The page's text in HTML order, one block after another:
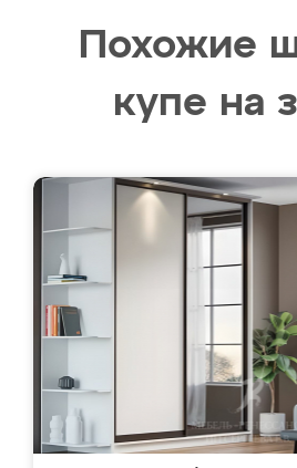
Похожие
купе на